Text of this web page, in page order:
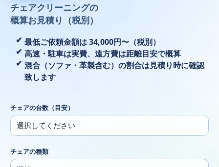
チェアクリーニングの
概算お見積り（税別）
最低ご依頼金額は 34,000円〜（税別）
高速・駐車は実費、遠方費は距離目安で概算
混合（ソファ・革製含む）の割合は見積り時に確認
致します
チェアの台数（目安）
チェアの種類